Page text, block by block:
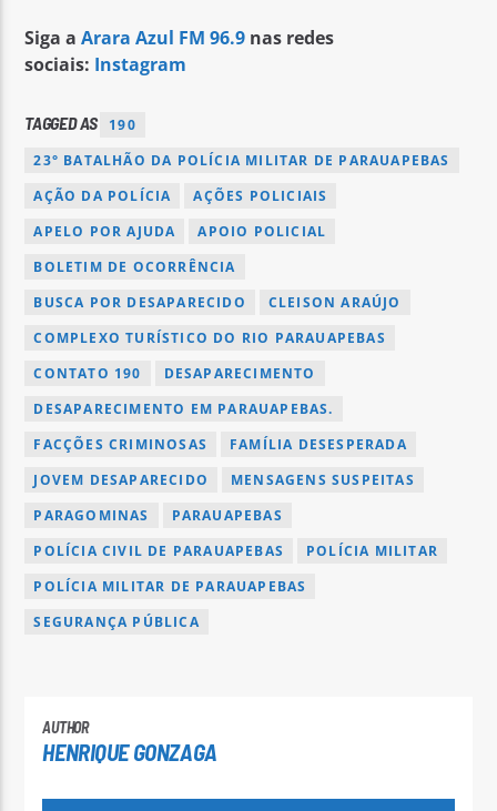
Siga aArara Azul FM 96.9 nas redes
sociais: Instagram
TAGGED AS 190
23° BATALHÃO DA POLÍCIA MILITAR DE PARAUAPEBAS
AÇÃO DA POLÍCIA
AÇÕES POLICIAIS
APELO POR AJUDA
APOIO POLICIAL
BOLETIM DE OCORRÊNCIA
BUSCA POR DESAPARECIDO
CLEISON ARAÚJO
COMPLEXO TURÍSTICO DO RIO PARAUAPEBAS
CONTATO 190
DESAPARECIMENTO
DESAPARECIMENTO EM PARAUAPEBAS.
FACÇÕES CRIMINOSAS
FAMÍLIA DESESPERADA
JOVEM DESAPARECIDO
MENSAGENS SUSPEITAS
PARAGOMINAS
PARAUAPEBAS
POLÍCIA CIVIL DE PARAUAPEBAS
POLÍCIA MILITAR
POLÍCIA MILITAR DE PARAUAPEBAS
SEGURANÇA PÚBLICA
AUTHOR
HENRIQUE GONZAGA